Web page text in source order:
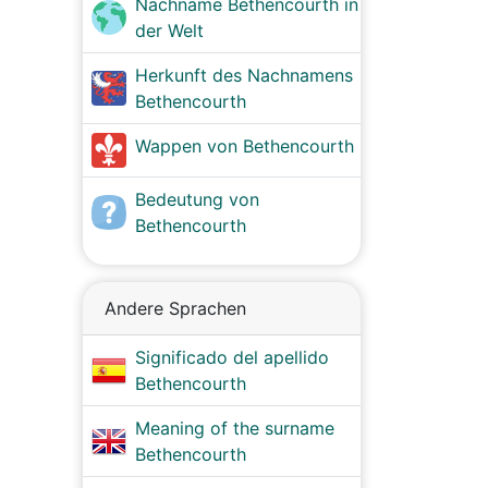
Nachname Bethencourth in
der Welt
Herkunft des Nachnamens
Bethencourth
Wappen von Bethencourth
Bedeutung von
Bethencourth
Andere Sprachen
Significado del apellido
Bethencourth
Meaning of the surname
Bethencourth